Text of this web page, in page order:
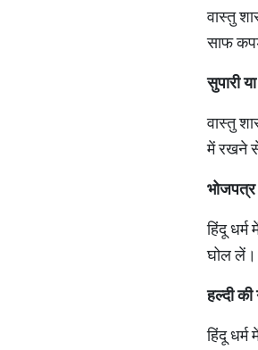
वास्तु
साफ
सुपारीया
वास्तु
में रखने से
भोजपत्र
हिंदू
घोल लें।
हल्दीकी
हिंदू